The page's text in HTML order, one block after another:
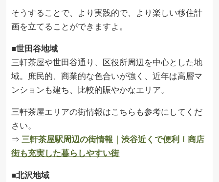
そうすることで、より実践的で、より楽しい移住計
画を立てることができますよ。
■世田谷地域
三軒茶屋や世田谷通り、区役所周辺を中心とした地
域。庶民的、商業的な色合いが強く、近年は高層マ
ンションも建ち、比較的賑やかなエリア。
三軒茶屋エリアの街情報はこちらも参考にしてくだ
さい。
⇒三軒茶屋駅周辺の街情報｜渋谷近くで便利！商店
街も充実した暮らしやすい街
■北沢地域